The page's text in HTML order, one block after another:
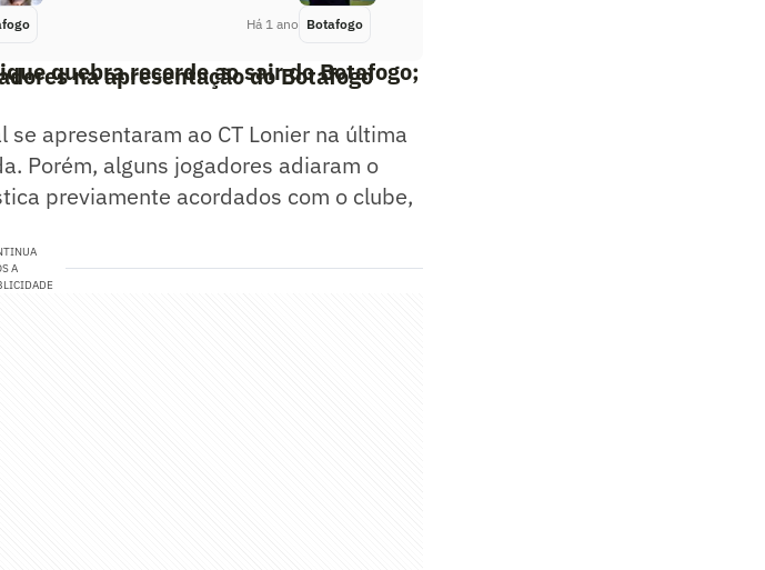
Há 1 ano Botafogo
na apresentação do Botafogo
quebra recorde ao sair do Botafogo;
apresentaram ao CT Lonier na última
Porém, alguns jogadores adiaram o
previamente acordados com o clube,
A